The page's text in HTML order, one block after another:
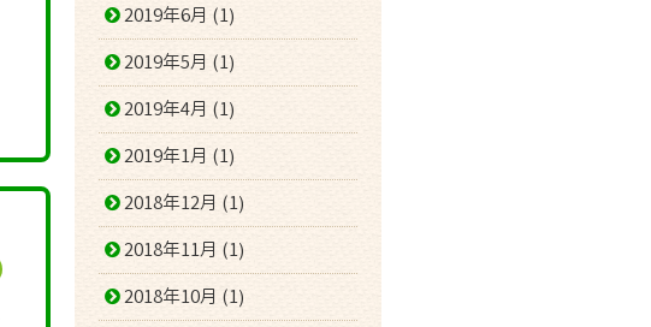
2019年6月 (1)
2019年5月 (1)
2019年4月 (1)
2019年1月 (1)
2018年12月 (1)
2018年11月 (1)
2018年10月 (1)